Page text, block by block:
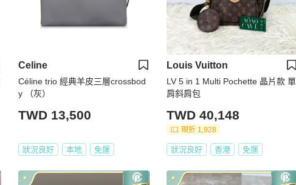
Celine
Céline trio 經典羊皮三層crossbod
y （灰）
TWD 13,500
狀況良好 本地 免運
Louis Vuitton
LV 5 in 1 Multi Pochette 晶片款 單
肩斜肩包
TWD 40,148
現折 1,928
狀況良好 香港 免運